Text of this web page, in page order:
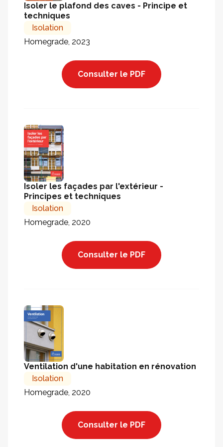
Isoler le plafond des caves - Principe et
techniques
Isolation
Homegrade, 2023
Consulter le PDF
Isoler les façades par l'extérieur -
Principes et techniques
Isolation
Homegrade, 2020
Consulter le PDF
Ventilation d'une habitation en rénovation
Isolation
Homegrade, 2020
Consulter le PDF